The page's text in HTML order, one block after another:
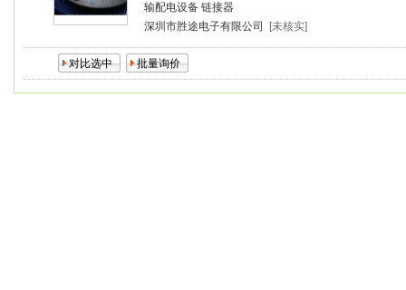
输配电设备 链接器
深圳市胜途电子有限公司
[未核实]